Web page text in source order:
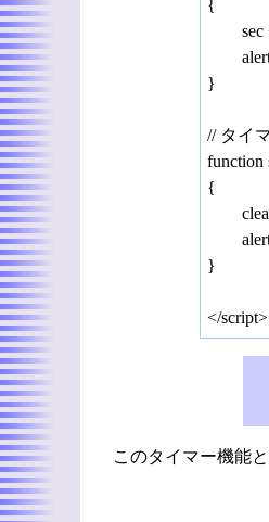
{
sec
alert("
}
// タイ
function
{
}
</script>
このタイマー機能